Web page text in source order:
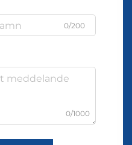
0/200
0/1000